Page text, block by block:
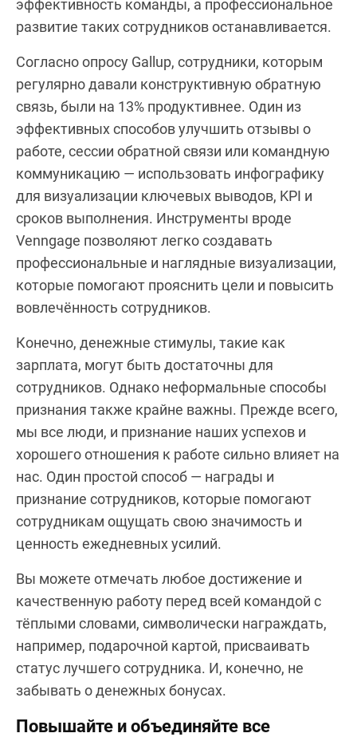
эффективность команды, а профессиональное
развитие таких сотрудников останавливается.
Согласно опросу Gallup, сотрудники, которым
регулярно давали конструктивную обратную
связь, были на 13% продуктивнее. Один из
эффективных способов улучшить отзывы о
работе, сессии обратной связи или командную
коммуникацию — использовать инфографику
для визуализации ключевых выводов, KPI и
сроков выполнения. Инструменты вроде
Venngage позволяют легко создавать
профессиональные и наглядные визуализации,
которые помогают прояснить цели и повысить
вовлечённость сотрудников.
Конечно, денежные стимулы, такие как
зарплата, могут быть достаточны для
сотрудников. Однако неформальные способы
признания также крайне важны. Прежде всего,
мы все люди, и признание наших успехов и
хорошего отношения к работе сильно влияет на
нас. Один простой способ — награды и
признание сотрудников, которые помогают
сотрудникам ощущать свою значимость и
ценность ежедневных усилий.
Вы можете отмечать любое достижение и
качественную работу перед всей командой с
тёплыми словами, символически награждать,
например, подарочной картой, присваивать
статус лучшего сотрудника. И, конечно, не
забывать о денежных бонусах.
Повышайте и объединяйте все